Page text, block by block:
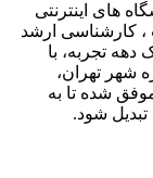
های اینترنتی
کارشناسی ارشد
تجربه، با
شهر تهران،
شده تا به
شود.